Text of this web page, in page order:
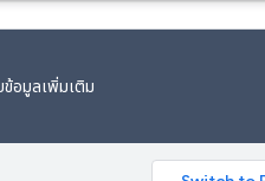
อมูลเพิ่มเติม